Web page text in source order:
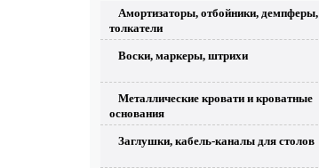
Амортизаторы, отбойники, демпферы,
толкатели
Воски, маркеры, штрихи
Металлические кровати и кроватные
основания
Заглушки, кабель-каналы для столов